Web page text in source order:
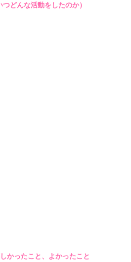
どんな活動をしたのか）
かったこと、よかったこと